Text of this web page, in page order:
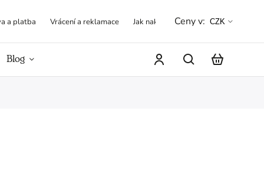
a platba Vrácení a reklamace Jak nakupovat Obchodní
Ceny v: CZK
Blog